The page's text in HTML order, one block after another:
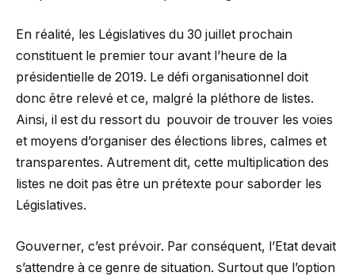
En réalité, les Législatives du 30 juillet prochain
constituent le premier tour avant l’heure de la
présidentielle de 2019. Le défi organisationnel doit
donc être relevé et ce, malgré la pléthore de listes.
Ainsi, il est du ressort du pouvoir de trouver les voies
et moyens d’organiser des élections libres, calmes et
transparentes. Autrement dit, cette multiplication des
listes ne doit pas être un prétexte pour saborder les
Législatives.
Gouverner, c’est prévoir. Par conséquent, l’Etat devait
s’attendre à ce genre de situation. Surtout que l’option